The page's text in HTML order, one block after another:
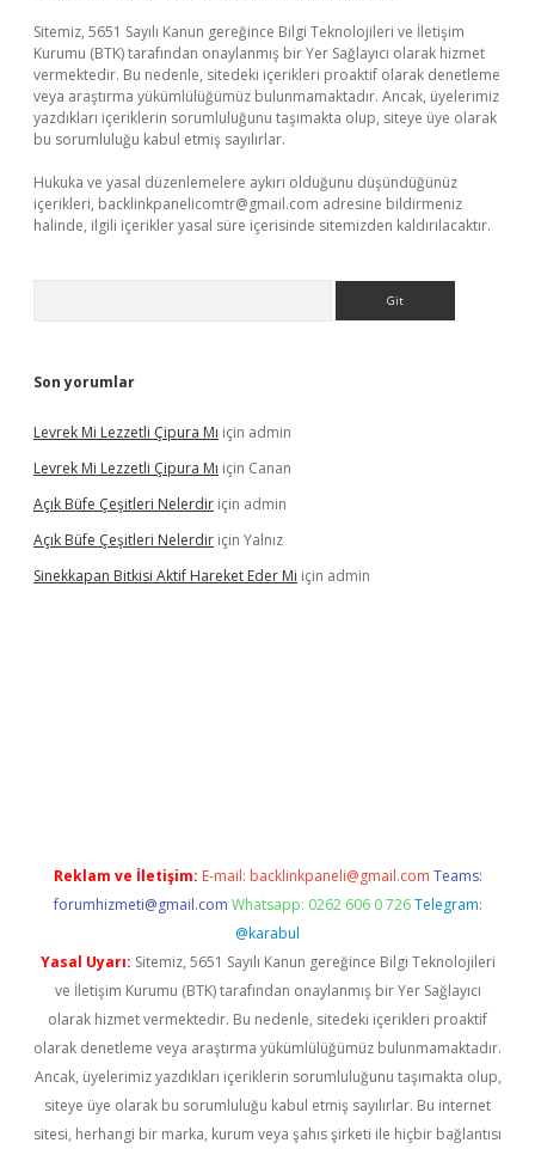
Sitemiz, 5651 Sayılı Kanun gereğince Bilgi Teknolojileri ve İletişim
Kurumu (BTK) tarafından onaylanmış bir Yer Sağlayıcı olarak hizmet
vermektedir. Bu nedenle, sitedeki içerikleri proaktif olarak denetleme
veya araştırma yükümlülüğümüz bulunmamaktadır. Ancak, üyelerimiz
yazdıkları içeriklerin sorumluluğunu taşımakta olup, siteye üye olarak
bu sorumluluğu kabul etmiş sayılırlar.
Hukuka ve yasal düzenlemelere aykırı olduğunu düşündüğünüz
içerikleri, backlinkpanelicomtr@gmail.com adresine bildirmeniz
halinde, ilgili içerikler yasal süre içerisinde sitemizden kaldırılacaktır.
Son yorumlar
Levrek Mi Lezzetli Çipura Mı için admin
Levrek Mi Lezzetli Çipura Mı için Canan
Açık Büfe Çeşitleri Nelerdir için admin
Açık Büfe Çeşitleri Nelerdir için Yalnız
Sinekkapan Bitkisi Aktif Hareket Eder Mi için admin
Reklam ve İletişim: E-mail: backlinkpaneli@gmail.com Teams:
forumhizmeti@gmail.com Whatsapp: 0262 606 0 726 Telegram:
@karabul
Yasal Uyarı: Sitemiz, 5651 Sayılı Kanun gereğince Bilgi Teknolojileri
ve İletişim Kurumu (BTK) tarafından onaylanmış bir Yer Sağlayıcı
olarak hizmet vermektedir. Bu nedenle, sitedeki içerikleri proaktif
olarak denetleme veya araştırma yükümlülüğümüz bulunmamaktadır.
Ancak, üyelerimiz yazdıkları içeriklerin sorumluluğunu taşımakta olup,
siteye üye olarak bu sorumluluğu kabul etmiş sayılırlar. Bu internet
sitesi, herhangi bir marka, kurum veya şahıs şirketi ile hiçbir bağlantısı